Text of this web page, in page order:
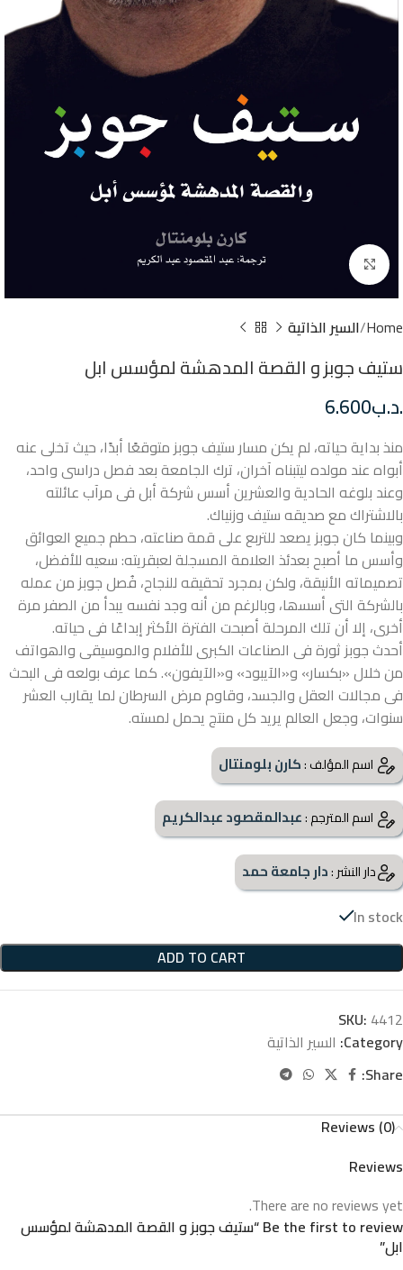
Click to enlarge
Home السير الذاتية
ستيف جوبز و القصة المدهشة لمؤسس ابل
.د.ب6.600
منذ بداية حياته، لم يكن مسار ستيف جوبز متوقعًا أبدًا، حيث تخلى عنه
أبواه عند مولده ليتبناه آخران، ترك الجامعة بعد فصل دراسى واحد،
وعند بلوغه الحادية والعشرين أسس شركة أبل فى مرآب عائلته
بالاشتراك مع صديقه ستيف وزنياك.
وبينما كان جوبز يصعد للتربع على قمة صناعته، حطم جميع العوائق
وأسس ما أصبح بعدئذ العلامة المسجلة لعبقريته: سعيه للأفضل،
تصميماته الأنيقة، ولكن بمجرد تحقيقه للنجاح، فُصل جوبز من عمله
بالشركة التى أسسھا، وبالرغم من أنه وجد نفسه يبدأ من الصفر مرة
أخرى، إلا أن تلك المرحلة أصبحت الفترة الأكثر إبداعًا فى حياته.
أحدث جوبز ثورة فى الصناعات الكبرى للأفلام والموسيقى والھواتف
من خلال «بكسار» و«الآيبود» و«الآيفون». كما عرف بولعه فى البحث
فى مجالات العقل والجسد، وقاوم مرض السرطان لما يقارب العشر
سنوات، وجعل العالم يريد كل منتج يحمل لمسته.
اسم المؤلف :كارن بلومنتال
اسم المترجم :عبدالمقصود عبدالكريم
دار النشر :دار جامعة حمد
In stock
ADD TO CART
SKU: 4412
Category: السير الذاتية
Share:
Reviews (0)
Reviews
There are no reviews yet.
Be the first to review “ستيف جوبز و القصة المدهشة لمؤسس
ابل”